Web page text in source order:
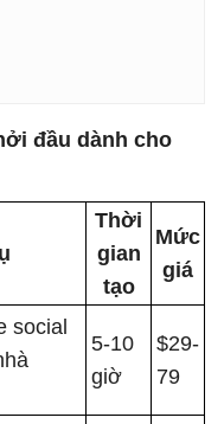
đầu dành cho
Thời
gian
tạo
Mức
giá
social
5-10
giờ
$29-
79